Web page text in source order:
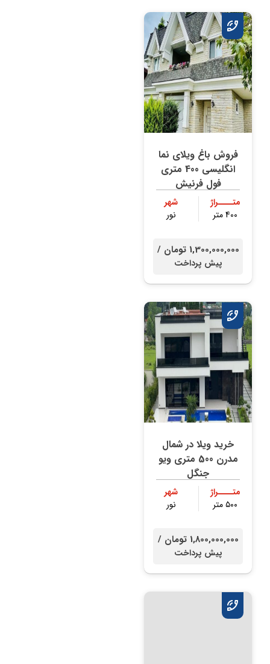
فروش باغ ویلای نما
انگلیسی 400 متری
فول فرنیش
متــــراژ
400 متر
شهر
نور
1,300,000,000 تومان /
پیش پرداخت
خرید ویلا در شمال
مدرن 500 متری ویو
جنگل
متــــراژ
۵۰۰ متر
شهر
نور
1,800,000,000 تومان /
پیش پرداخت